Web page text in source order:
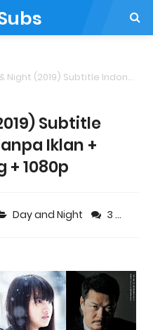
(2019) Subtitle Indonesia + Tanpa Iklan + Streaming + 1080p
Subtitle
Iklan +
+ 1080p
Day and Night 3 comments